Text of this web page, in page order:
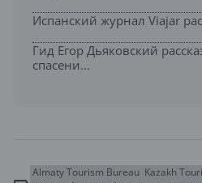
Испанский журнал Viajar
Гид Егор Дьяковский
спасени...
Almaty Tourism Bureau Kazakh